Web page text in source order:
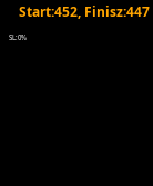
Start:452, Finisz:447
SL:0%